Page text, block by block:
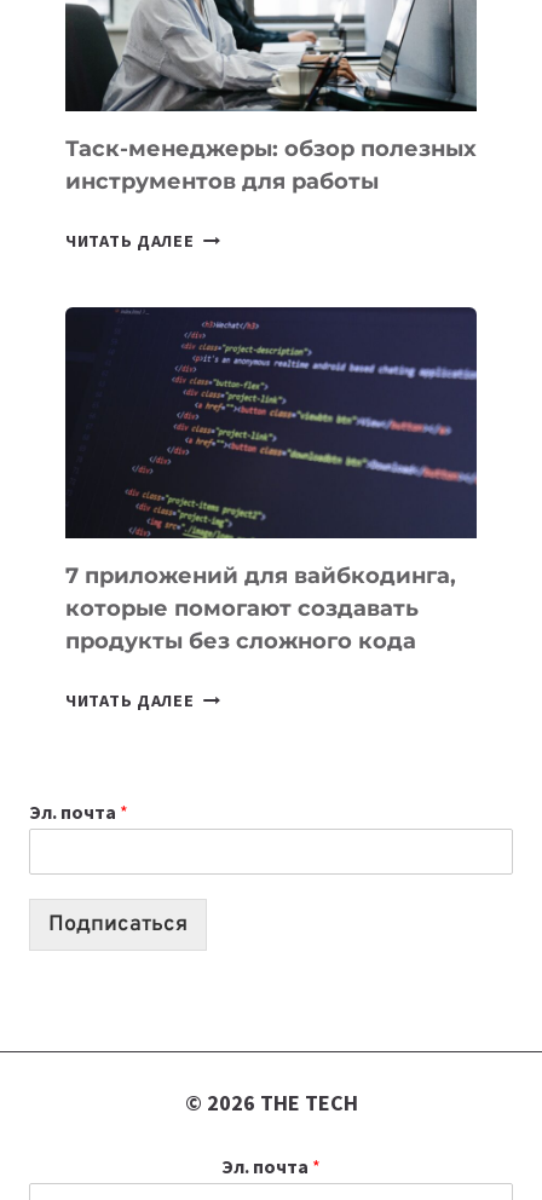
ЕМУ
МОЖНО
ПОРУЧИТЬ
УЖЕ
СЕГОДНЯ
Таск-менеджеры: обзор полезных
инструментов для работы
ЧИТАТЬ ДАЛЕЕ ТАСК-
ПОЛЕЗНЫХ
ИНСТРУМЕНТОВ
ДЛЯ
РАБОТЫ
7 приложений для вайбкодинга,
которые помогают создавать
продукты без сложного кода
ЧИТАТЬ ДАЛЕЕ
СОЗДАВАТЬ
ПРОДУКТЫ
Эл. почта *
Подписаться
© 2026 THE TECH
Эл. почта *